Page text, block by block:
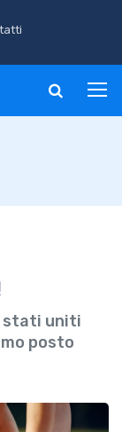
stati uniti
posto